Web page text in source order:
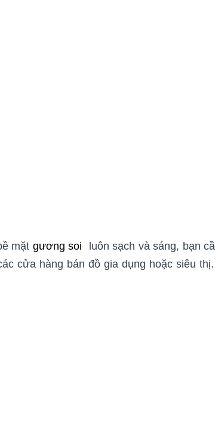
mặt gương soi
luôn sạch và sáng, bạn
cửa hàng bán đồ gia dụng hoặc siêu